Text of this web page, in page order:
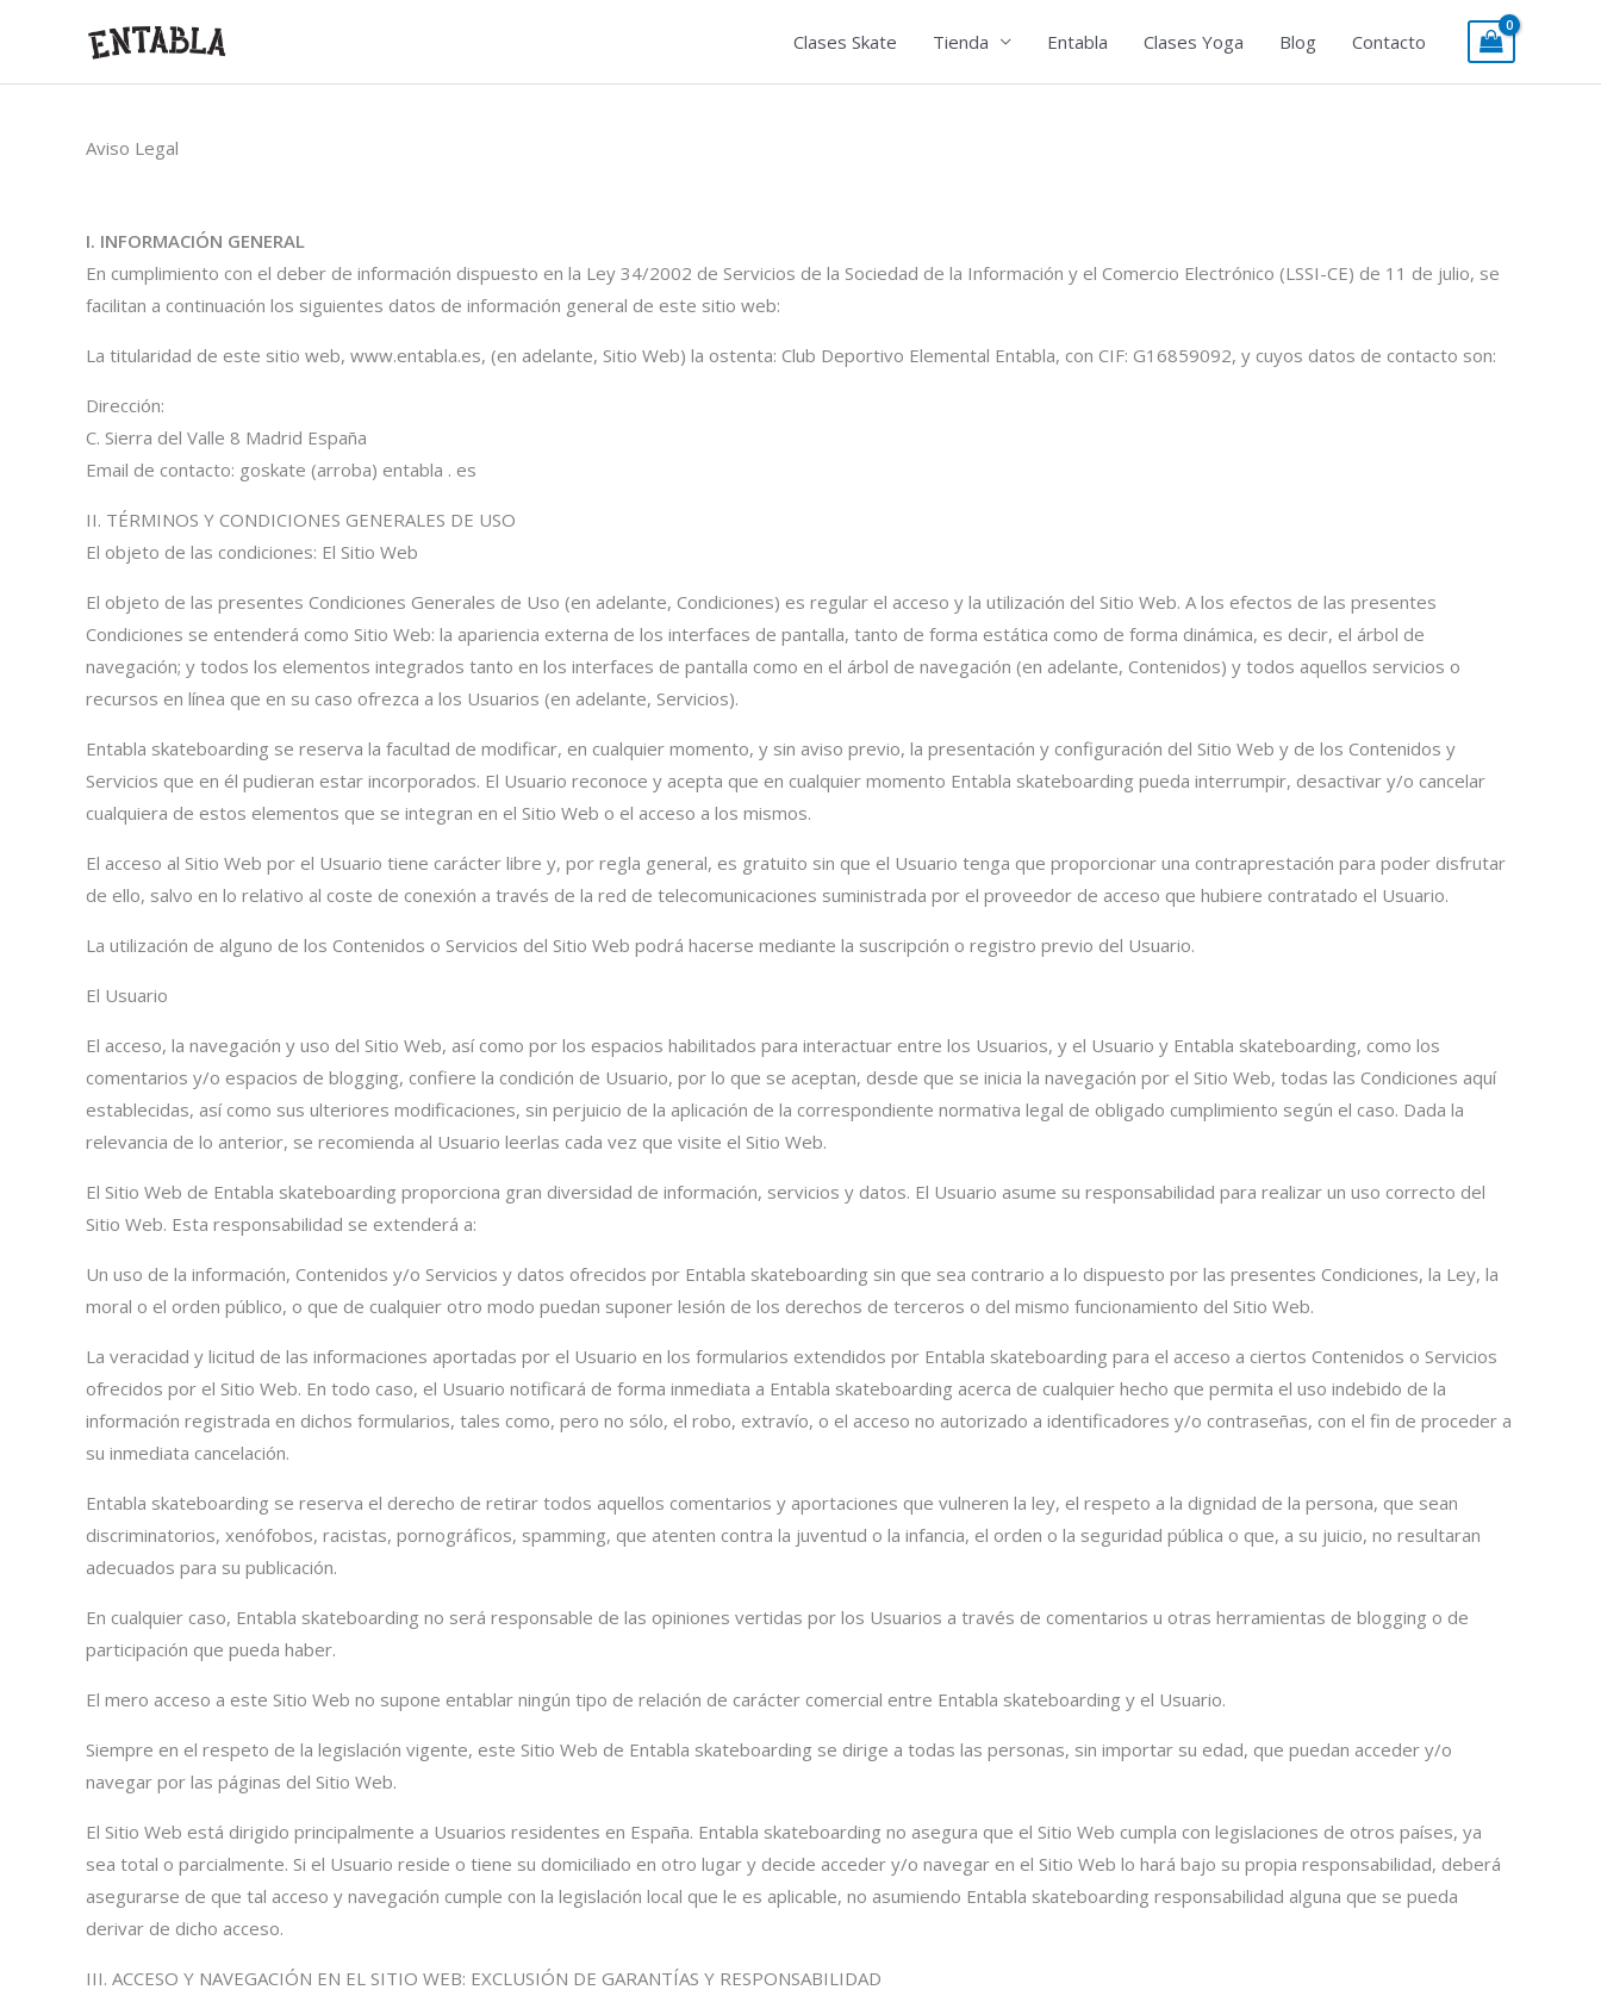
contenido
Clases Skate Tienda Entabla Clases Yoga Blog Contacto
Aviso Legal
I. INFORMACIÓN GENERAL
En cumplimiento con el deber de información dispuesto en la Ley 34/2002 de Servicios de la Sociedad de la Información y el Comercio Electrónico (LSSI-CE) de 11 de julio, se
facilitan a continuación los siguientes datos de información general de este sitio web:
La titularidad de este sitio web, www.entabla.es, (en adelante, Sitio Web) la ostenta: Club Deportivo Elemental Entabla, con CIF: G16859092, y cuyos datos de contacto son:
Dirección:
C. Sierra del Valle 8 Madrid España
Email de contacto: goskate (arroba) entabla . es
II. TÉRMINOS Y CONDICIONES GENERALES DE USO
El objeto de las condiciones: El Sitio Web
El objeto de las presentes Condiciones Generales de Uso (en adelante, Condiciones) es regular el acceso y la utilización del Sitio Web. A los efectos de las presentes
Condiciones se entenderá como Sitio Web: la apariencia externa de los interfaces de pantalla, tanto de forma estática como de forma dinámica, es decir, el árbol de
navegación; y todos los elementos integrados tanto en los interfaces de pantalla como en el árbol de navegación (en adelante, Contenidos) y todos aquellos servicios o
recursos en línea que en su caso ofrezca a los Usuarios (en adelante, Servicios).
Entabla skateboarding se reserva la facultad de modificar, en cualquier momento, y sin aviso previo, la presentación y configuración del Sitio Web y de los Contenidos y
Servicios que en él pudieran estar incorporados. El Usuario reconoce y acepta que en cualquier momento Entabla skateboarding pueda interrumpir, desactivar y/o cancelar
cualquiera de estos elementos que se integran en el Sitio Web o el acceso a los mismos.
El acceso al Sitio Web por el Usuario tiene carácter libre y, por regla general, es gratuito sin que el Usuario tenga que proporcionar una contraprestación para poder disfrutar
de ello, salvo en lo relativo al coste de conexión a través de la red de telecomunicaciones suministrada por el proveedor de acceso que hubiere contratado el Usuario.
La utilización de alguno de los Contenidos o Servicios del Sitio Web podrá hacerse mediante la suscripción o registro previo del Usuario.
El Usuario
El acceso, la navegación y uso del Sitio Web, así como por los espacios habilitados para interactuar entre los Usuarios, y el Usuario y Entabla skateboarding, como los
comentarios y/o espacios de blogging, confiere la condición de Usuario, por lo que se aceptan, desde que se inicia la navegación por el Sitio Web, todas las Condiciones aquí
establecidas, así como sus ulteriores modificaciones, sin perjuicio de la aplicación de la correspondiente normativa legal de obligado cumplimiento según el caso. Dada la
relevancia de lo anterior, se recomienda al Usuario leerlas cada vez que visite el Sitio Web.
El Sitio Web de Entabla skateboarding proporciona gran diversidad de información, servicios y datos. El Usuario asume su responsabilidad para realizar un uso correcto del
Sitio Web. Esta responsabilidad se extenderá a:
Un uso de la información, Contenidos y/o Servicios y datos ofrecidos por Entabla skateboarding sin que sea contrario a lo dispuesto por las presentes Condiciones, la Ley, la
moral o el orden público, o que de cualquier otro modo puedan suponer lesión de los derechos de terceros o del mismo funcionamiento del Sitio Web.
La veracidad y licitud de las informaciones aportadas por el Usuario en los formularios extendidos por Entabla skateboarding para el acceso a ciertos Contenidos o Servicios
ofrecidos por el Sitio Web. En todo caso, el Usuario notificará de forma inmediata a Entabla skateboarding acerca de cualquier hecho que permita el uso indebido de la
información registrada en dichos formularios, tales como, pero no sólo, el robo, extravío, o el acceso no autorizado a identificadores y/o contraseñas, con el fin de proceder a
su inmediata cancelación.
Entabla skateboarding se reserva el derecho de retirar todos aquellos comentarios y aportaciones que vulneren la ley, el respeto a la dignidad de la persona, que sean
discriminatorios, xenófobos, racistas, pornográficos, spamming, que atenten contra la juventud o la infancia, el orden o la seguridad pública o que, a su juicio, no resultaran
adecuados para su publicación.
En cualquier caso, Entabla skateboarding no será responsable de las opiniones vertidas por los Usuarios a través de comentarios u otras herramientas de blogging o de
participación que pueda haber.
El mero acceso a este Sitio Web no supone entablar ningún tipo de relación de carácter comercial entre Entabla skateboarding y el Usuario.
Siempre en el respeto de la legislación vigente, este Sitio Web de Entabla skateboarding se dirige a todas las personas, sin importar su edad, que puedan acceder y/o
navegar por las páginas del Sitio Web.
El Sitio Web está dirigido principalmente a Usuarios residentes en España. Entabla skateboarding no asegura que el Sitio Web cumpla con legislaciones de otros países, ya
sea total o parcialmente. Si el Usuario reside o tiene su domiciliado en otro lugar y decide acceder y/o navegar en el Sitio Web lo hará bajo su propia responsabilidad, deberá
asegurarse de que tal acceso y navegación cumple con la legislación local que le es aplicable, no asumiendo Entabla skateboarding responsabilidad alguna que se pueda
derivar de dicho acceso.
III. ACCESO Y NAVEGACIÓN EN EL SITIO WEB: EXCLUSIÓN DE GARANTÍAS Y RESPONSABILIDAD